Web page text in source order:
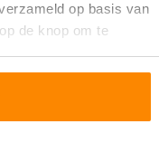
op basis van
de knop om te